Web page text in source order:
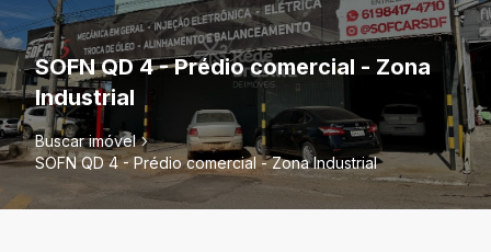
SOFN QD 4 - Prédio comercial - Zona
Industrial
Buscar imóvel
SOFN QD 4 - Prédio comercial - Zona Industrial